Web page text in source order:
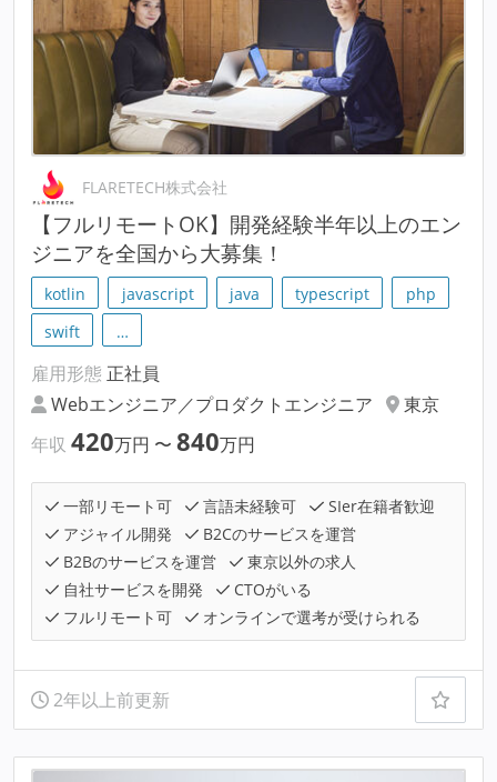
FLARETECH株式会社
【フルリモートOK】開発経験半年以上のエン
ジニアを全国から大募集！
kotlin javascript java typescript
php
swift
…
雇用形態 正社員
Webエンジニア／プロダクトエンジニア
東京
年収 420万円 〜 840万円
一部リモート可 言語未経験可
SIer在籍者歓迎
アジャイル開発
B2Cのサービスを運営
B2Bのサービスを運営
東京以外の求人
自社サービスを開発
CTOがいる
フルリモート可
オンラインで選考が受けられる
2年以上前更新